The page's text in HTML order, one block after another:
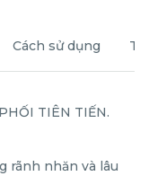
Cách sử dụng
TIÊN TIẾN.
rãnh nhăn và lâu